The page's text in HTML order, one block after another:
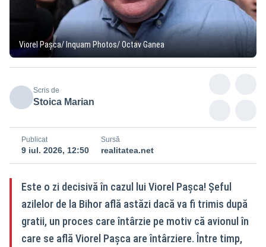
Viorel Pașca/ Inquam Photos/ Octav Ganea
Scris de
Stoica Marian
Publicat
9 iul. 2026, 12:50
Sursă
realitatea.net
Este o zi decisivă în cazul lui Viorel Pașca! Șeful
azilelor de la Bihor află astăzi dacă va fi trimis după
gratii, un proces care întârzie pe motiv că avionul în
care se află Viorel Pașca are întârziere. Între timp,